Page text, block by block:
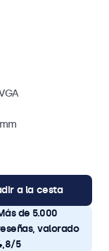
a la cesta
de 5.000
valorado
5